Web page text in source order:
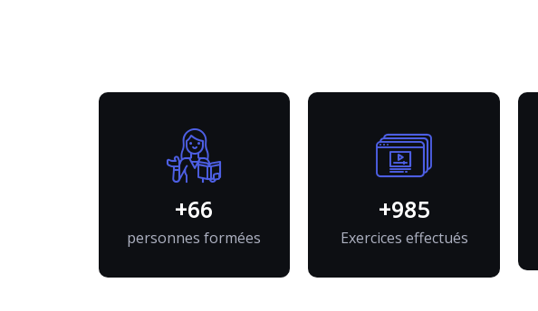
+87
personnes formées
+1,299
Exercices effectués